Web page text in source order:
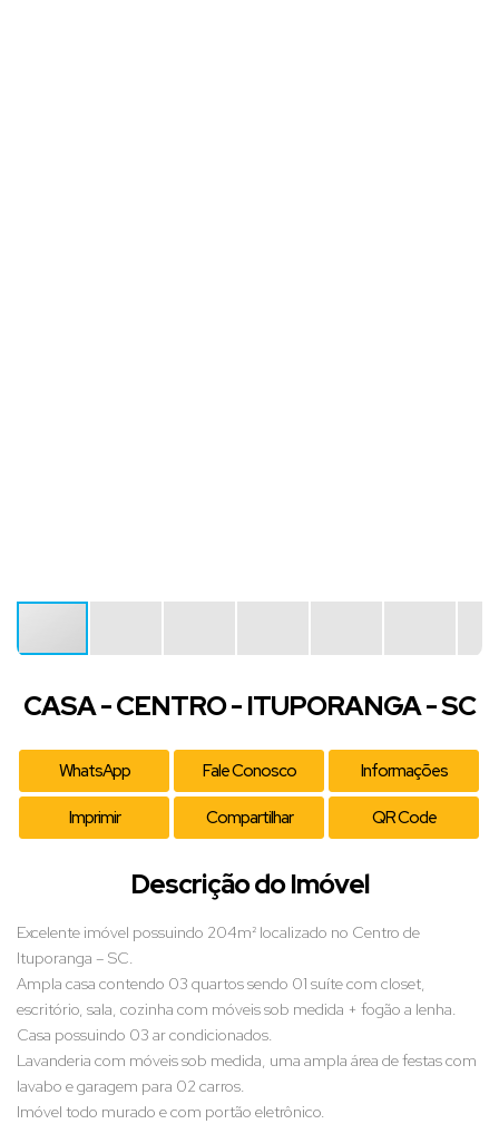
CASA - CENTRO - ITUPORANGA - SC
WhatsApp Fale Conosco Informações
Imprimir Compartilhar QR Code
Descrição do Imóvel
Excelente imóvel possuindo 204m² localizado no Centro de
Ituporanga – SC.
Ampla casa contendo 03 quartos sendo 01 suíte com closet,
escritório, sala, cozinha com móveis sob medida + fogão a lenha.
Casa possuindo 03 ar condicionados.
Lavanderia com móveis sob medida, uma ampla área de festas com
lavabo e garagem para 02 carros.
Imóvel todo murado e com portão eletrônico.